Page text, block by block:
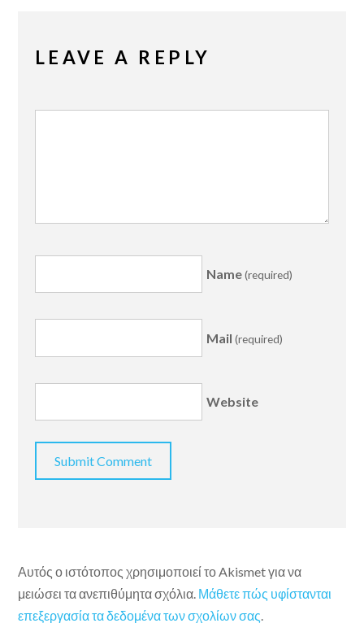
LEAVE A REPLY
Name(required)
Mail (required)
Website
Αυτός ο ιστότοπος χρησιμοποιεί το Akismet για να
μειώσει τα ανεπιθύμητα σχόλια. Μάθετε πώς υφίστανται
επεξεργασία τα δεδομένα των σχολίων σας.